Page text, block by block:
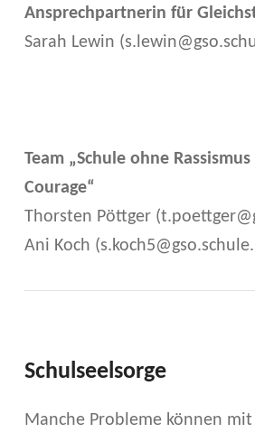
Ansprechpartnerin für
Sarah Lewin
Team „Schule ohne
Courage“
Thorsten Pöttger
Ani Koch
Schulseelsorge
Manche Probleme können